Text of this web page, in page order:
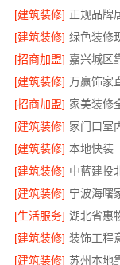
[建筑装修] 正规品牌
[建筑装修]
[招商加盟]
[建筑装修]
[招商加盟]
[建筑装修]
[建筑装修] 本地快装
[建筑装修] 中蓝建投
[建筑装修]
[生活服务]
[建筑装修]
[建筑装修] 苏州本地